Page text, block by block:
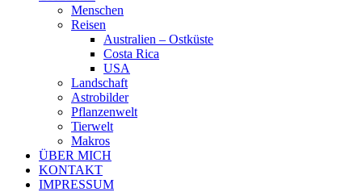
Menschen
Reisen
Australien – Ostküste
Costa Rica
USA
Landschaft
Astrobilder
Pflanzenwelt
Tierwelt
Makros
ÜBER MICH
KONTAKT
IMPRESSUM